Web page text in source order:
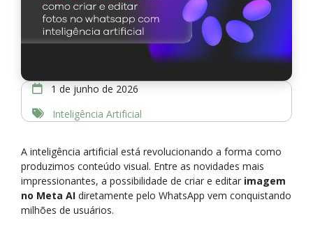
1 de junho de 2026
Inteligência Artificial
A inteligência artificial está revolucionando a forma como
produzimos conteúdo visual. Entre as novidades mais
impressionantes, a possibilidade de criar e editar imagem
no Meta AI diretamente pelo WhatsApp vem conquistando
milhões de usuários.